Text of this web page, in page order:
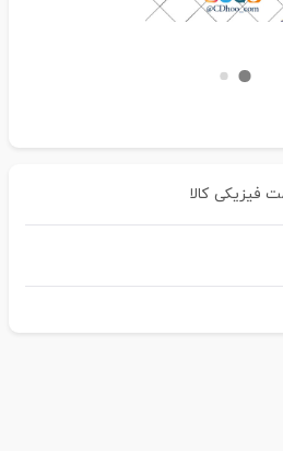
فیزیکی کالا